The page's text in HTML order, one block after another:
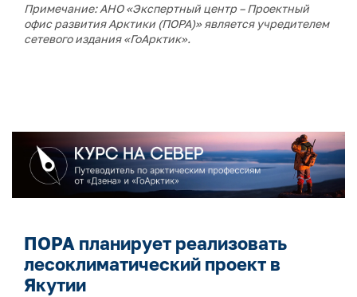
Примечание: АНО «Экспертный центр – Проектный
офис развития Арктики (ПОРА)» является учредителем
сетевого издания «ГоАрктик».
ПОРА планирует реализовать
лесоклиматический проект в
Якутии